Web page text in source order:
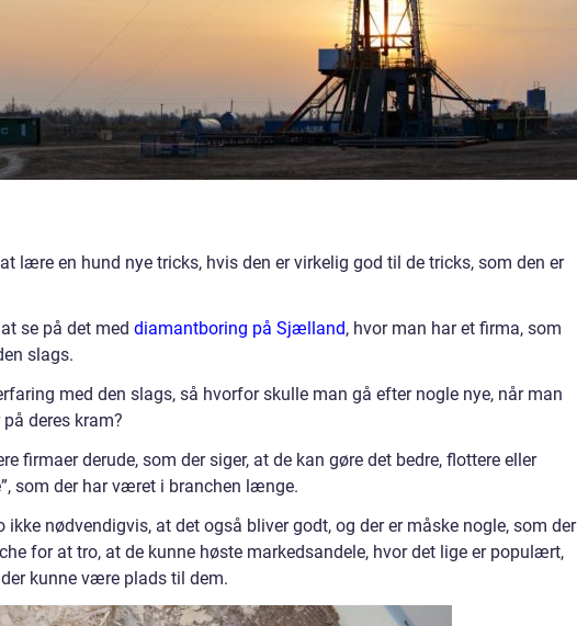
lære en hund nye tricks, hvis den er virkelig god til de tricks, som den er
se på det med diamantboring på Sjælland, hvor man har et firma, som
slags.
med den slags, så hvorfor skulle man gå efter nogle nye, når man
deres kram?
firmaer derude, som der siger, at de kan gøre det bedre, flottere eller
som der har været i branchen længe.
nødvendigvis, at det også bliver godt, og der er måske nogle, som der
for at tro, at de kunne høste markedsandele, hvor det lige er populært,
kunne være plads til dem.